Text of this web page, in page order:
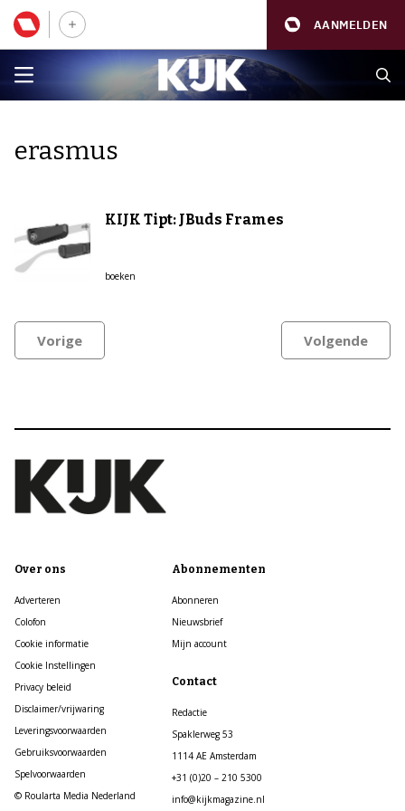
AANMELDEN
erasmus
KIJK Tipt: JBuds Frames
boeken
Vorige Volgende
Over ons
Adverteren
Colofon
Cookie informatie
Cookie Instellingen
Privacy beleid
Disclaimer/vrijwaring
Leveringsvoorwaarden
Gebruiksvoorwaarden
Spelvoorwaarden
© Roularta Media Nederland
Abonnementen
Abonneren
Nieuwsbrief
Mijn account
Contact
Redactie
Spaklerweg 53
1114 AE Amsterdam
+31 (0)20 – 210 5300
info@kijkmagazine.nl